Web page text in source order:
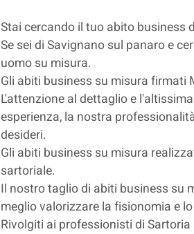
Stai cercando il tuo abito business
Se sei di Savignano sul panaro e
uomo su misura.
Gli abiti business su misura firmati
L'attenzione al dettaglio e
esperienza, la nostra
desideri.
Gli abiti business su misura
sartoriale.
Il nostro taglio di abiti business su
meglio valorizzare la fisionomia e
Rivolgiti ai professionisti di